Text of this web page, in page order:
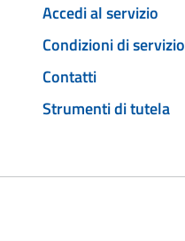
Accedi al servizio
Condizioni di servizio
Contatti
Strumenti di tutela